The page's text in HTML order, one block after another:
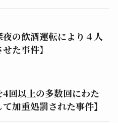
夜の飲酒運転により４人
た事件】
4回以上の多数回にわた
加重処罰された事件】